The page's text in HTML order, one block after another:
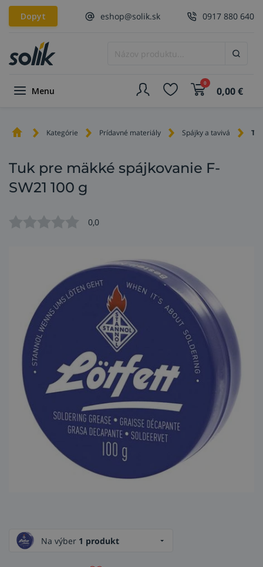
Dopyt eshop@solik.sk 0917 880 640
Menu
0
0,00€
Kategórie Prídavné materiály Spájky a tavivá
Tuk pre mäkké spájkovanie F-
SW21 100 g
0,0
Na výber 1 produkt